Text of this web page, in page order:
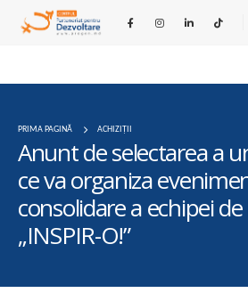
PRIMA PAGINĂ ACHIZIȚII
Anunt de selectarea a
ce va organiza
consolidare a echipei
„INSPIR-O!”